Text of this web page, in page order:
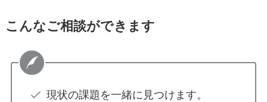
こんなご相談ができます
現状の課題を一緒に見つけます。